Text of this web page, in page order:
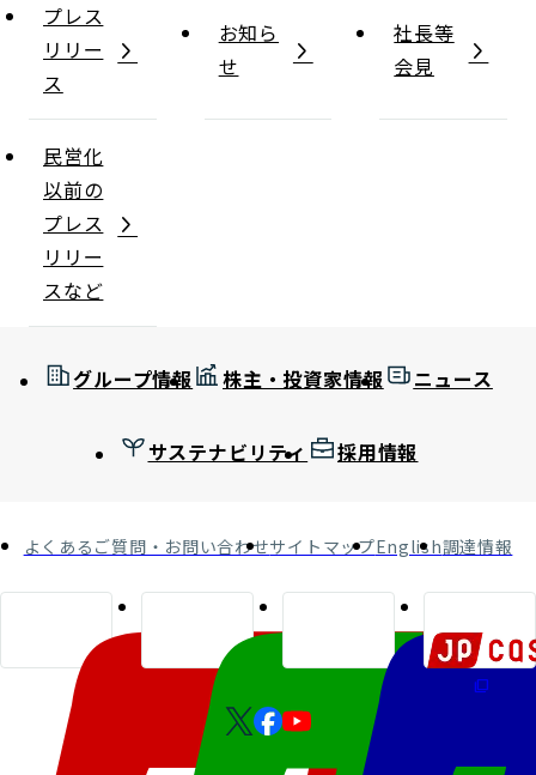
プレス
リリー
ス
お知ら
せ
社長等
会見
民営化
以前の
プレス
リリー
スなど
グループ情報 株主・投資家情報 ニュース
サステナビリティ 採用情報
よくあるご質問・お問い合わせサイトマップEnglish調達情報